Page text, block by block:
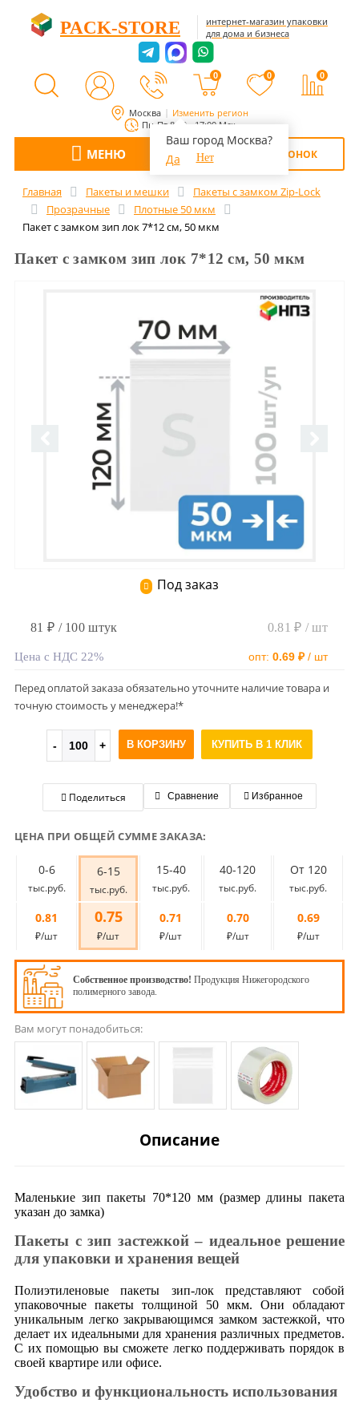
Москва Изменить регион
Ваш город Москва?
Да
Нет
Пн-Пт 8:00 - 17:00 Мск
PACK-STORE
интернет-магазин упаковки
для дома и бизнеса
0 0 0
МЕНЮ ОБРАТНЫЙ ЗВОНОК
Главная Пакеты и мешки
Пакеты с замком Zip-Lock
Прозрачные
Плотные 50 мкм
Пакет с замком зип лок 7*12 см, 50 мкм
Пакет с замком зип лок 7*12 см, 50 мкм
Под заказ
81 ₽ / 100 штук 0.81 ₽ / шт
Цена с НДС 22% опт: 0.69 ₽/ шт
Перед оплатой заказа обязательно уточните наличие товара и
точную стоимость у менеджера!*
В КОРЗИНУ КУПИТЬ В 1 КЛИК
Поделиться Сравнение Избранное
ЦЕНА ПРИ ОБЩЕЙ СУММЕ ЗАКАЗА:
0-6
тыс.руб.
6-15
тыс.руб.
15-40
тыс.руб.
40-120
тыс.руб.
От 120
тыс.руб.
0.81
₽/шт
0.75
₽/шт
0.71
₽/шт
0.70
₽/шт
0.69
₽/шт
Собственное производство! Продукция Нижегородского
полимерного завода.
Вам могут понадобиться:
Описание
Маленькие зип пакеты 70*120 мм (размер длины пакета
указан до замка)
Пакеты с зип застежкой – идеальное решение
для упаковки и хранения вещей
Полиэтиленовые пакеты зип-лок представляют собой
упаковочные пакеты толщиной 50 мкм. Они обладают
уникальным легко закрывающимся замком застежкой, что
делает их идеальными для хранения различных предметов.
С их помощью вы сможете легко поддерживать порядок в
своей квартире или офисе.
Удобство и функциональность использования